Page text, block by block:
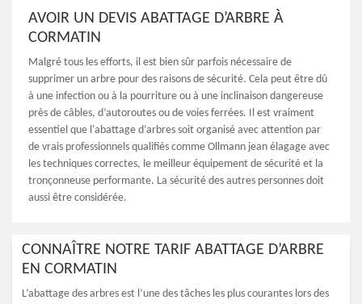
AVOIR UN DEVIS ABATTAGE D’ARBRE À
CORMATIN
Malgré tous les efforts, il est bien sûr parfois nécessaire de
supprimer un arbre pour des raisons de sécurité. Cela peut être dû
à une infection ou à la pourriture ou à une inclinaison dangereuse
près de câbles, d’autoroutes ou de voies ferrées. Il est vraiment
essentiel que l'abattage d’arbres soit organisé avec attention par
de vrais professionnels qualifiés comme Ollmann jean élagage avec
les techniques correctes, le meilleur équipement de sécurité et la
tronçonneuse performante. La sécurité des autres personnes doit
aussi être considérée.
CONNAÎTRE NOTRE TARIF ABATTAGE D’ARBRE
EN CORMATIN
L’abattage des arbres est l’une des tâches les plus courantes lors des